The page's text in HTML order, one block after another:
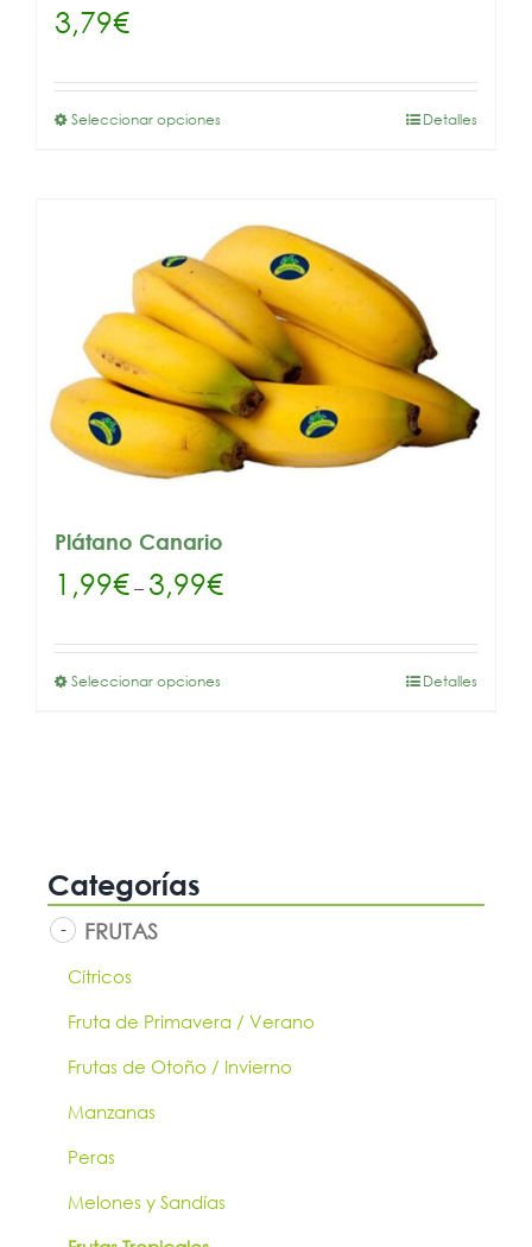
3,79€
Seleccionar opciones Detalles
Plátano Canario
1,99€– 3,99€
Seleccionar opciones Detalles
Categorías
FRUTAS
Cítricos
Fruta de Primavera / Verano
Frutas de Otoño / Invierno
Manzanas
Peras
Melones y Sandías